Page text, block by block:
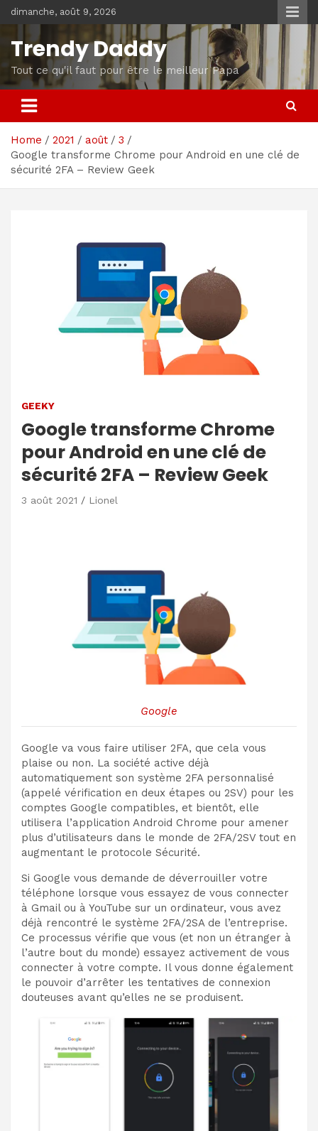
Skip
to
content
dimanche, août 9, 2026
Trendy Daddy
Tout ce qu'il faut pour être le meilleur Papa
Home 2021 août
3
Google transforme Chrome pour Android en une clé de
sécurité 2FA – Review Geek
GEEKY
Google transforme Chrome
pour Android en une clé de
sécurité 2FA – Review Geek
3 août 2021 Lionel
Google
Google va vous faire utiliser 2FA, que cela vous
plaise ou non. La société active déjà
automatiquement son système 2FA personnalisé
(appelé vérification en deux étapes ou 2SV) pour les
comptes Google compatibles, et bientôt, elle
utilisera l’application Android Chrome pour amener
plus d’utilisateurs dans le monde de 2FA/2SV tout en
augmentant le protocole Sécurité.
Si Google vous demande de déverrouiller votre
téléphone lorsque vous essayez de vous connecter
à Gmail ou à YouTube sur un ordinateur, vous avez
déjà rencontré le système 2FA/2SA de l’entreprise.
Ce processus vérifie que vous (et non un étranger à
l’autre bout du monde) essayez activement de vous
connecter à votre compte. Il vous donne également
le pouvoir d’arrêter les tentatives de connexion
douteuses avant qu’elles ne se produisent.